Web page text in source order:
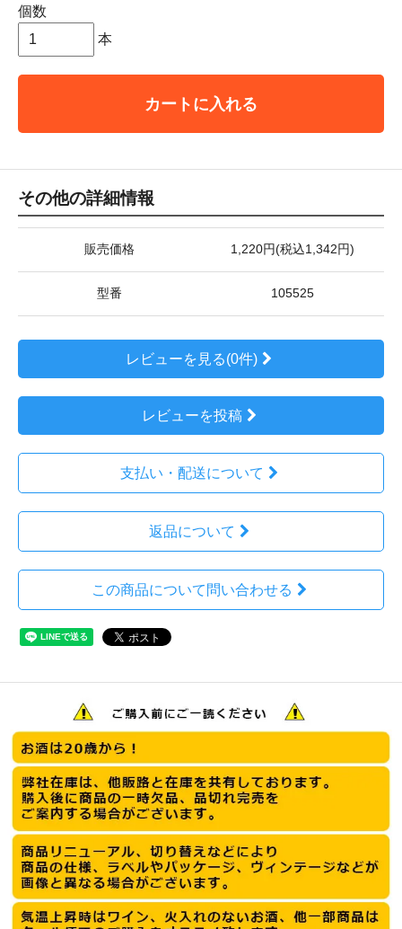
個数
本
カートに入れる
その他の詳細情報
販売価格 1,220円(税込1,342円)
型番 105525
レビューを見る(0件)
レビューを投稿
支払い・配送について
返品について
この商品について問い合わせる